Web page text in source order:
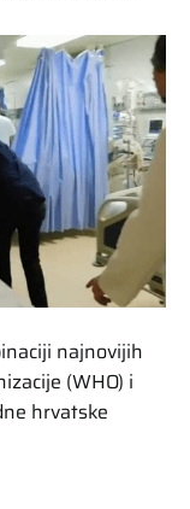
najnovijih
(WHO) i
hrvatske